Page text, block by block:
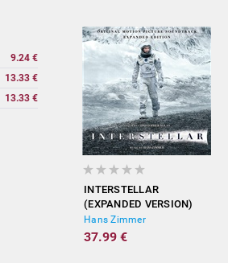
9.24 €
13.33 €
13.33 €
INTERSTELLAR
(EXPANDED VERSION)
Hans Zimmer
37.99 €